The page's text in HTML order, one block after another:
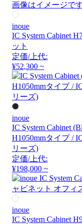
画像はイメージで
inoue
IC System Cabinet
ット
定価/上代:
¥52,300 ~
inoue
IC System Cabinet
H1050mmタイプ /
リーズ)
定価/上代:
¥198,000 ~
inoue
IC System Cabinet